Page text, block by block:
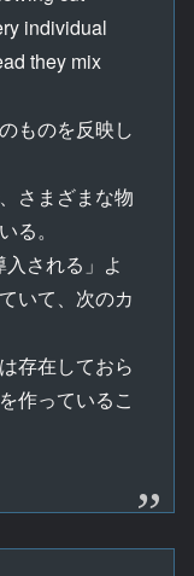
individual
they mix
ものを反映し
さまざまな物
る。
される」よ
いて、次のカ
存在しておら
作っているこ